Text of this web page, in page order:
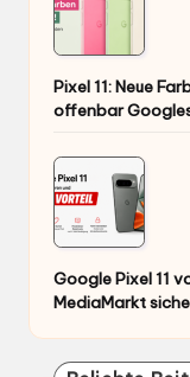
Pixel 11: Neue
offenbar
Google Pixel 11
MediaMarkt